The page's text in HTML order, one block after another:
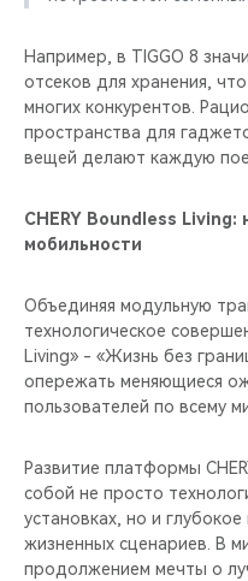
Например, в TIGGO 8
отсеков для хранения,
многих конкурентов.
пространства для
вещей делают каждую
CHERY Boundless
мобильности
Объединяя модульную
технологическое
Living» - «Жизнь без
опережать меняющиеся
пользователей по всему
Развитие платформы
собой не просто
установках, но и
жизненных сценариев. В
продолжением мечты о